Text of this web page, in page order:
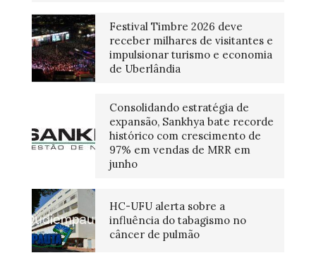
Festival Timbre 2026 deve
receber milhares de visitantes e
impulsionar turismo e economia
de Uberlândia
Consolidando estratégia de
expansão, Sankhya bate recorde
histórico com crescimento de
97% em vendas de MRR em
junho
HC-UFU alerta sobre a
influência do tabagismo no
câncer de pulmão